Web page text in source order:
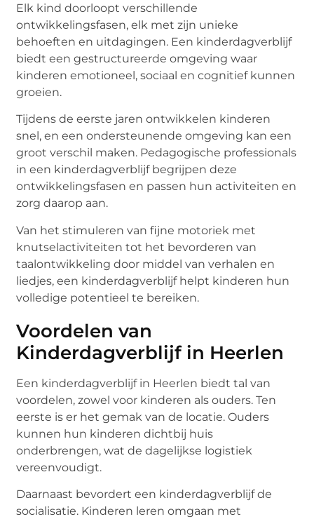
Elk kind doorloopt verschillende
ontwikkelingsfasen, elk met zijn unieke
behoeften en uitdagingen. Een kinderdagverblijf
biedt een gestructureerde omgeving waar
kinderen emotioneel, sociaal en cognitief kunnen
groeien.
Tijdens de eerste jaren ontwikkelen kinderen
snel, en een ondersteunende omgeving kan een
groot verschil maken. Pedagogische professionals
in een kinderdagverblijf begrijpen deze
ontwikkelingsfasen en passen hun activiteiten en
zorg daarop aan.
Van het stimuleren van fijne motoriek met
knutselactiviteiten tot het bevorderen van
taalontwikkeling door middel van verhalen en
liedjes, een kinderdagverblijf helpt kinderen hun
volledige potentieel te bereiken.
Voordelen van
Kinderdagverblijf in Heerlen
Een kinderdagverblijf in Heerlen biedt tal van
voordelen, zowel voor kinderen als ouders. Ten
eerste is er het gemak van de locatie. Ouders
kunnen hun kinderen dichtbij huis
onderbrengen, wat de dagelijkse logistiek
vereenvoudigt.
Daarnaast bevordert een kinderdagverblijf de
socialisatie. Kinderen leren omgaan met